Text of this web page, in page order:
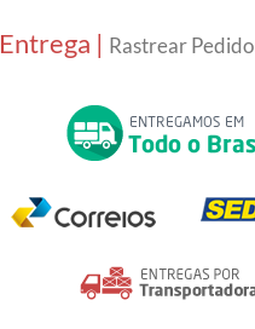
Entrega | Rastrear Pedido